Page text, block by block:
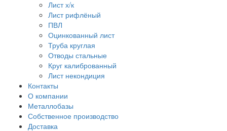
Лист х/к
Лист рифлёный
ПВЛ
Оцинкованный лист
Труба круглая
Отводы стальные
Круг калиброванный
Лист некондиция
Контакты
О компании
Металлобазы
Собственное производство
Доставка